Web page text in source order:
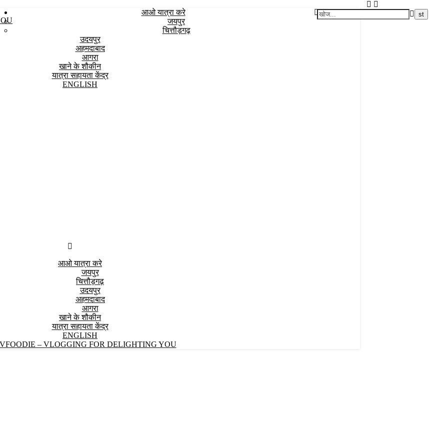
आओ यात्रा करे
जयपुर
चित्तौड़गढ़
उदयपुर
अहमदाबाद
आगरा
खाने के शौकीन
यात्रा सहायता केंद्र
ENGLISH
आओ यात्रा करे
जयपुर
चित्तौड़गढ़
उदयपुर
अहमदाबाद
आगरा
खाने के शौकीन
यात्रा सहायता केंद्र
ENGLISH
– VLOGGING FOR DELIGHTING YOU